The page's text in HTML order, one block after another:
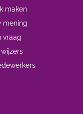
maken
mening
vraag